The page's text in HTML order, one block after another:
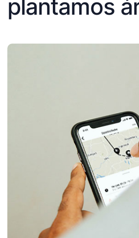
plantamos